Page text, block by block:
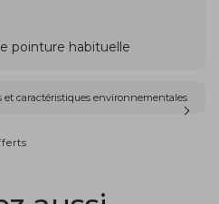
pointure habituelle
caractéristiques environnementales